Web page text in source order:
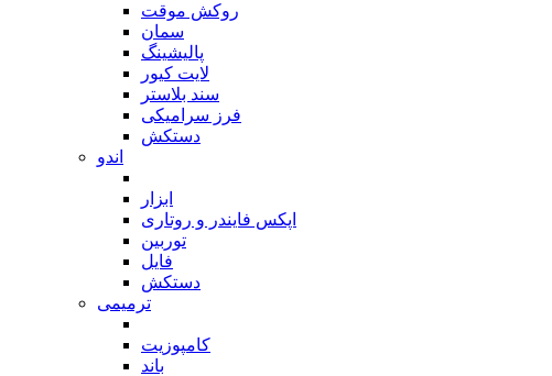
روکش موقت
سمان
پالیشینگ
لایت کیور
سند بلاستر
فرز سرامیکی
دستکش
اندو
ابزار
اپکس فایندر و روتاری
توربین
فایل
دستکش
ترمیمی
کامپوزیت
باند